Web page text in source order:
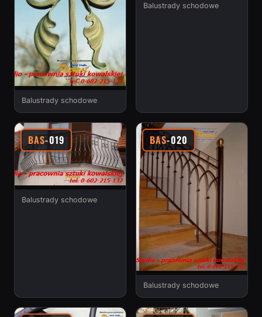
Balustrady schodowe
Balustrady schodowe
BAS-019
Balustrady schodowe
BAS-020
Balustrady schodowe